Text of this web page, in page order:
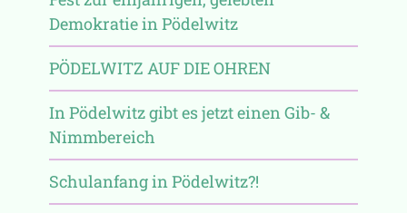
Demokratie in Pödelwitz
PÖDELWITZ AUF DIE OHREN
In Pödelwitz gibt es jetzt einen Gib- &
Nimmbereich
Schulanfang in Pödelwitz?!